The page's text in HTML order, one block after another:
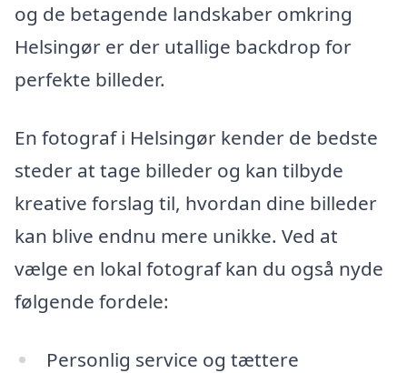
og de betagende landskaber omkring
Helsingør er der utallige backdrop for
perfekte billeder.
En fotograf i Helsingør kender de bedste
steder at tage billeder og kan tilbyde
kreative forslag til, hvordan dine billeder
kan blive endnu mere unikke. Ved at
vælge en lokal fotograf kan du også nyde
følgende fordele:
Personlig service og tættere